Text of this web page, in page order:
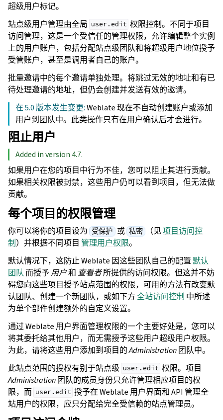
超级用户标记。
站点级用户管理由全局 user.edit 权限控制。不同于项目
访问管理，这是一个受信任的管理权限，允许编辑整个实例
上的用户账户，包括分配站点级团队和将超级用户地位授予
受管账户，甚至是调用者自己的账户。
批量邀请中的每个邀请单独处理。将跳过无效的地址和有已
待处理邀请的地址，但仍会创建并发送有效的邀请。
在 5.0 版本发生变更:Weblate 现在不自动创建账户或添加
用户到团队中。此类操作只有在用户确认后才会进行。
阻止用户
Added in version 4.7.
如果用户在您的项目中行为不佳，您可以阻止其进行贡献。
如果相关权限被封禁，这些用户仍可以看到项目，但无法做
贡献。
每个项目的权限管理
你可以将你的项目设为 受保护 或 私密 （见项目访问控
制）并根据不同项目 管理用户权限。
默认情况下，这防止 Weblate 因这些团队自己的配置 默认
团队而授予 用户和 查看者所提供的访问权限。但这并不妨
碍您向这些项目授予站点范围的权限，可用的方法有改变默
认团队、创建一个新团队，或如下方全站访问控制 中所述
为单个部件创建额外的自定义设置。
通过 Weblate 用户界面管理权限的一个主要好处是，您可以
将其委托给其他用户，而无需授予这些用户超级用户权限。
为此，请将这些用户添加到项目的Administration团队中。
此站点范围的授权有别于站点级 user.edit 权限。项目
Administration团队的成员身份只允许管理相应项目的权
限，而 user.edit 授予在 Weblate 用户界面和 API 管理全
站用户的权限，应只分配给完全受信赖的站点管理员。